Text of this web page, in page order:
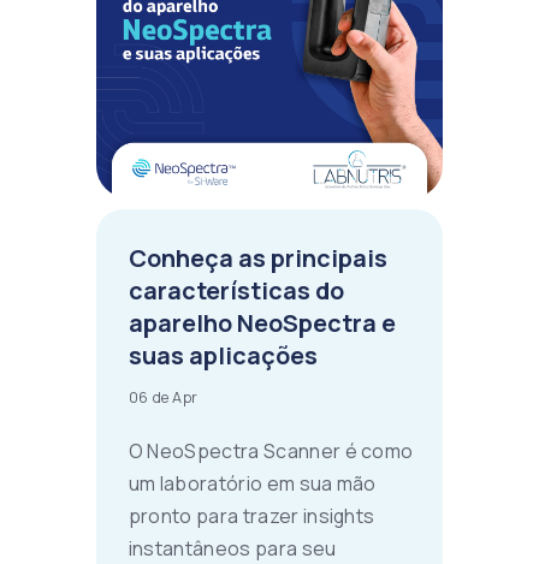
Conheça as principais
características do
aparelho NeoSpectra e
suas aplicações
06 de Apr
O NeoSpectra Scanner é como
um laboratório em sua mão
pronto para trazer insights
instantâneos para seu